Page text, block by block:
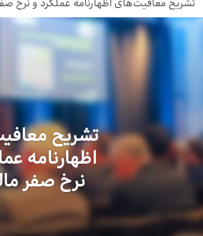
تشریح معافیت‌های اظهارنامه عملکرد و نرخ
تشریح
اظهارنامه
نرخ صفر